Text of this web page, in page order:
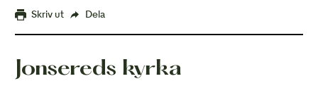
Skriv ut Dela
Jonsereds kyrka